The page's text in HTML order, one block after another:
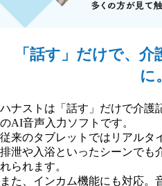
「話す」だけで、
に。
ハナストは「話す」だけで介護
のAI音声入力ソフトです。
従来のタブレットではリアルタ
排泄や入浴といったシーンでも
れられます。
また、インカム機能にも対応。